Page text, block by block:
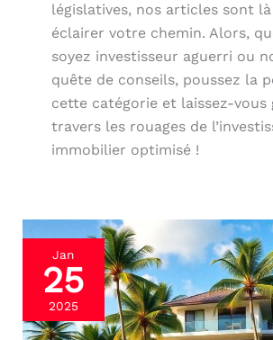
législatives, nos articles sont
éclairer votre chemin. Alors,
soyez investisseur aguerri ou
quête de conseils, poussez la
cette catégorie et laissez-vous
travers les rouages de
immobilier optimisé !
Jan
25
2025
Investissement
locatif
outre-
mer